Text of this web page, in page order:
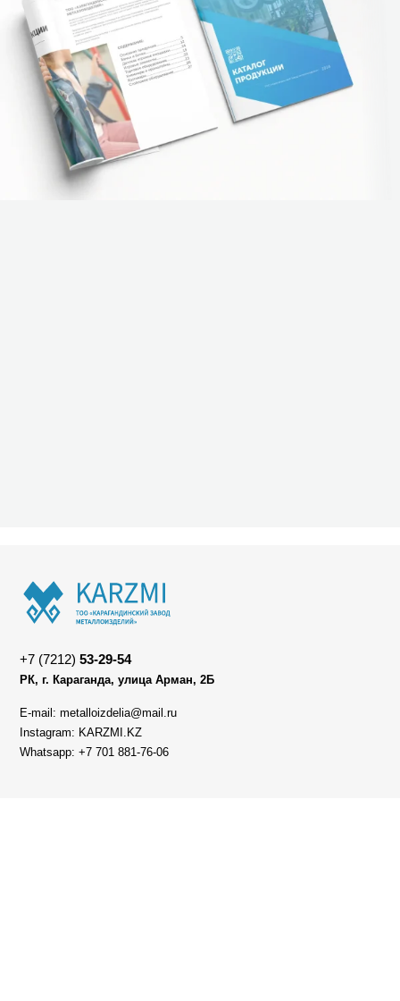
+7 (7212)53-29-54
РК, г. Караганда, улица Арман, 2Б
E-mail: metalloizdelia@mail.ru
Instagram: KARZMI.KZ
Whatsapp: +7 701 881-76-06